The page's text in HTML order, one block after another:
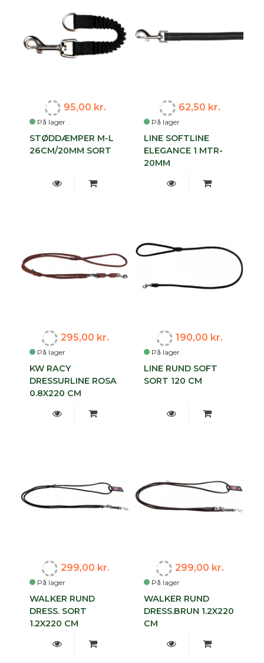
På lager
95,00 kr.
STØDDÆMPER M-L
26CM/20MM SORT
På lager
62,50 kr.
LINE SOFTLINE
ELEGANCE 1 MTR-
20MM
På lager
295,00 kr.
KW RACY
DRESSURLINE ROSA
0.8X220 CM
På lager
190,00 kr.
LINE RUND SOFT
SORT 120 CM
På lager
299,00 kr.
WALKER RUND
DRESS. SORT
1.2X220 CM
På lager
299,00 kr.
WALKER RUND
DRESS.BRUN 1.2X220
CM